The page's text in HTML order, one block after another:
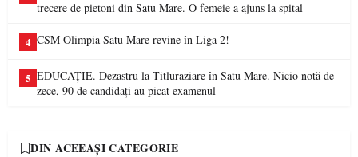
trecere de pietoni din Satu Mare. O femeie a ajuns la spital
4 CSM Olimpia Satu Mare revine în Liga 2!
5 EDUCAȚIE. Dezastru la Titluraziare în Satu Mare. Nicio notă de
zece, 90 de candidați au picat examenul
DIN ACEEAȘI CATEGORIE